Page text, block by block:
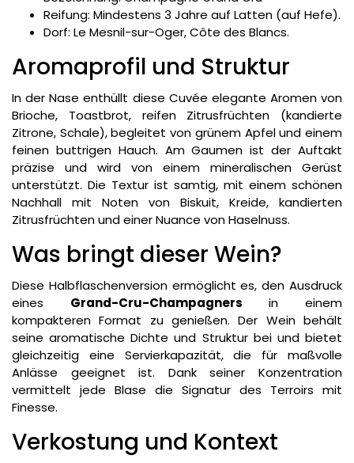
Reifung: Mindestens 3 Jahre auf Latten (auf Hefe).
Dorf: Le Mesnil-sur-Oger, Côte des Blancs.
Aromaprofil und Struktur
In der Nase enthüllt diese Cuvée elegante Aromen von
Brioche, Toastbrot, reifen Zitrusfrüchten (kandierte
Zitrone, Schale), begleitet von grünem Apfel und einem
feinen buttrigen Hauch. Am Gaumen ist der Auftakt
präzise und wird von einem mineralischen Gerüst
unterstützt. Die Textur ist samtig, mit einem schönen
Nachhall mit Noten von Biskuit, Kreide, kandierten
Zitrusfrüchten und einer Nuance von Haselnuss.
Was bringt dieser Wein?
Diese Halbflaschenversion ermöglicht es, den Ausdruck
eines Grand-Cru-Champagners in einem
kompakteren Format zu genießen. Der Wein behält
seine aromatische Dichte und Struktur bei und bietet
gleichzeitig eine Servierkapazität, die für maßvolle
Anlässe geeignet ist. Dank seiner Konzentration
vermittelt jede Blase die Signatur des Terroirs mit
Finesse.
Verkostung und Kontext